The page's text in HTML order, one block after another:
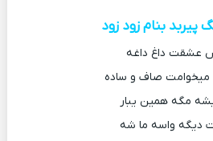
پیربد بنام زود زود
عشقت داغ داغه
ميخوامت صاف و ساده
مگه همين يبار
ديگه واسه ما شه